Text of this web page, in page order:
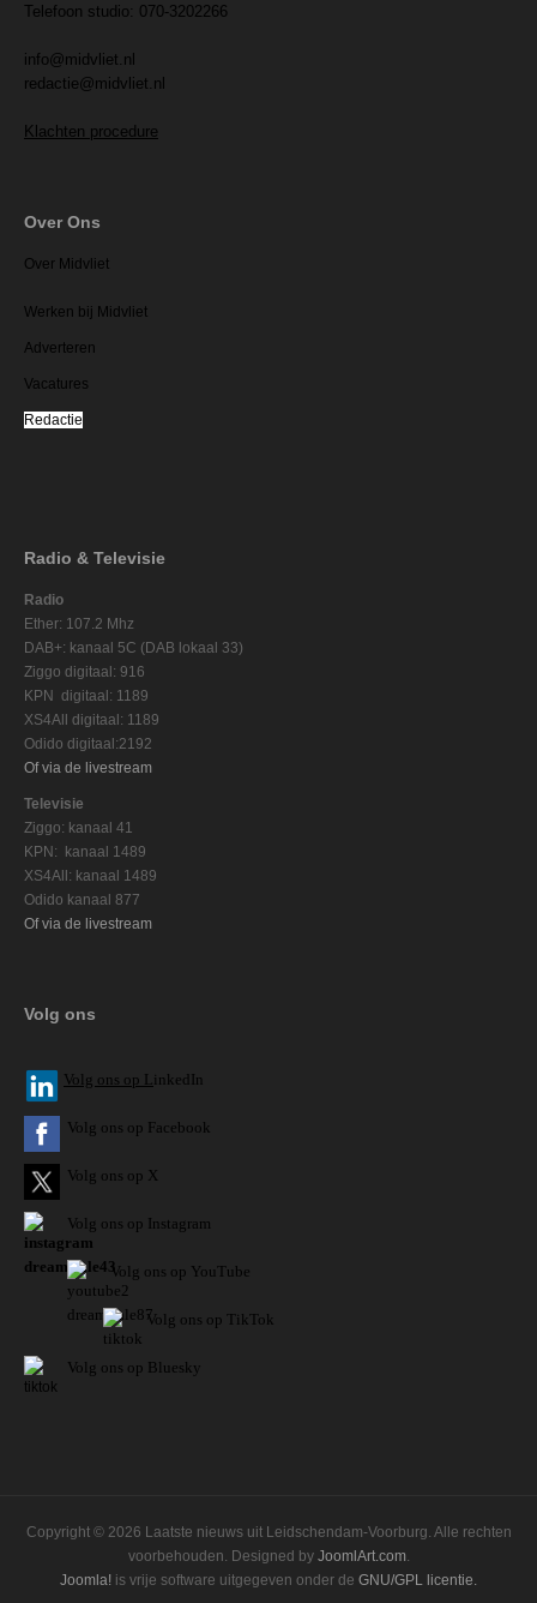
Telefoon studio: 070-3202266
info@midvliet.nl
redactie@midvliet.nl
Klachten procedure
Over Ons
Over Midvliet
Werken bij Midvliet
Adverteren
Vacatures
Redactie
Radio & Televisie
Radio
Ether: 107.2 Mhz
DAB+: kanaal 5C (DAB lokaal 33)
Ziggo digitaal: 916
KPN digitaal: 1189
XS4All digitaal: 1189
Odido digitaal:2192
Of via de livestream
Televisie
Ziggo: kanaal 41
KPN: kanaal 1489
XS4All: kanaal 1489
Odido kanaal 877
Of via de livestream
Volg ons
Volg ons op L inkedIn
Volg ons op Facebook
Volg ons op X
Volg ons op Instagram
Volg ons op YouTube
Volg ons op TikTok
Volg ons op Bluesky
Copyright © 2026 Laatste nieuws uit Leidschendam-Voorburg. Alle rechten
voorbehouden. Designed by JoomlArt.com.
Joomla! is vrije software uitgegeven onder de GNU/GPL licentie.